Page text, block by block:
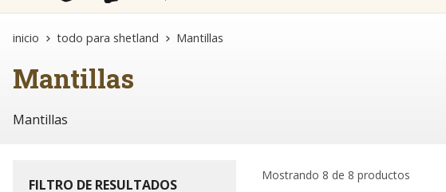
inicio todo para shetland Mantillas
Mantillas
Mantillas
Mostrando 8 de 8 productos
FILTRO DE RESULTADOS